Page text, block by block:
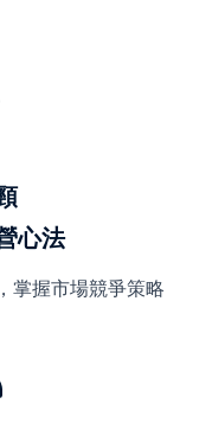
心法
掌握市場競爭策略